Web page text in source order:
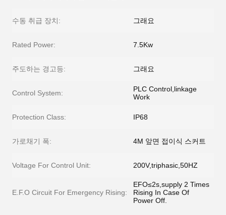
수동 취급 장치: 그래요
Rated Power: 7.5Kw
주도하는 경고등: 그래요
Control System:
PLC Control,linkage
Work
Protection Class: IP68
가로채기 폭: 4M 앞면 접이식 스커트
Voltage For Control Unit: 200V,triphasic,50HZ
E.F.O Circuit For Emergency Rising:
EFO≤2s,supply 2 Times
Rising In Case Of
Power Off.